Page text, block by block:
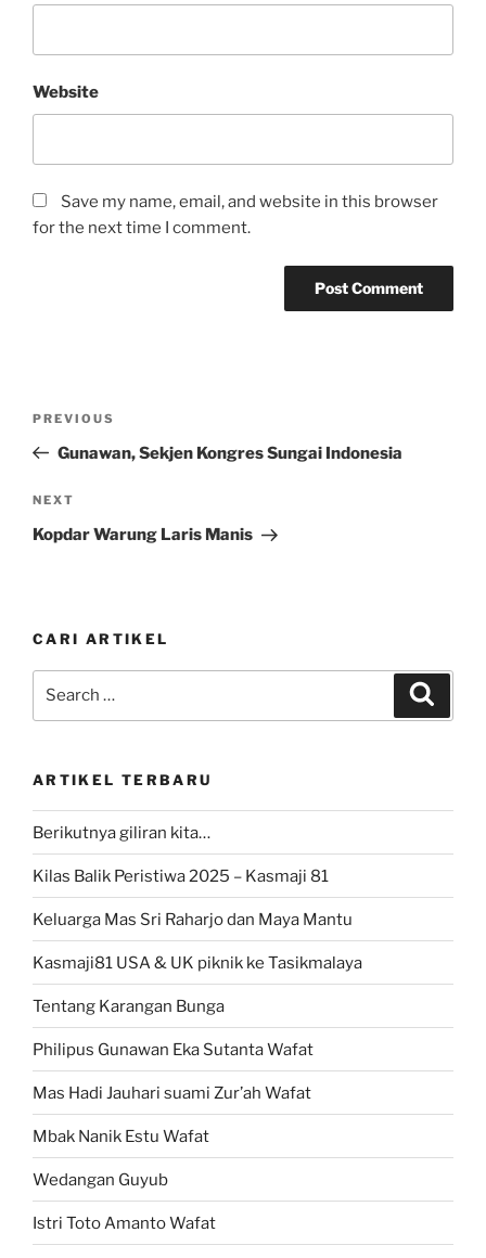
Website
Save my name, email, and website in this browser
for the next time I comment.
Previous
Post
PREVIOUS
Gunawan, Sekjen Kongres Sungai Indonesia
Next
Post
NEXT
Kopdar Warung Laris Manis
CARI ARTIKEL
ARTIKEL TERBARU
Berikutnya giliran kita…
Kilas Balik Peristiwa 2025 – Kasmaji 81
Keluarga Mas Sri Raharjo dan Maya Mantu
Kasmaji81 USA & UK piknik ke Tasikmalaya
Tentang Karangan Bunga
Philipus Gunawan Eka Sutanta Wafat
Mas Hadi Jauhari suami Zur’ah Wafat
Mbak Nanik Estu Wafat
Wedangan Guyub
Istri Toto Amanto Wafat